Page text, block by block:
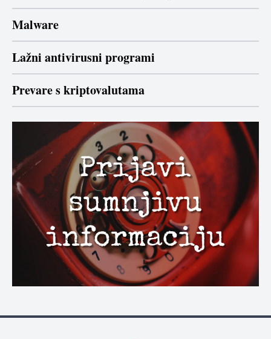
Malware
Lažni antivirusni programi
Prevare s kriptovalutama